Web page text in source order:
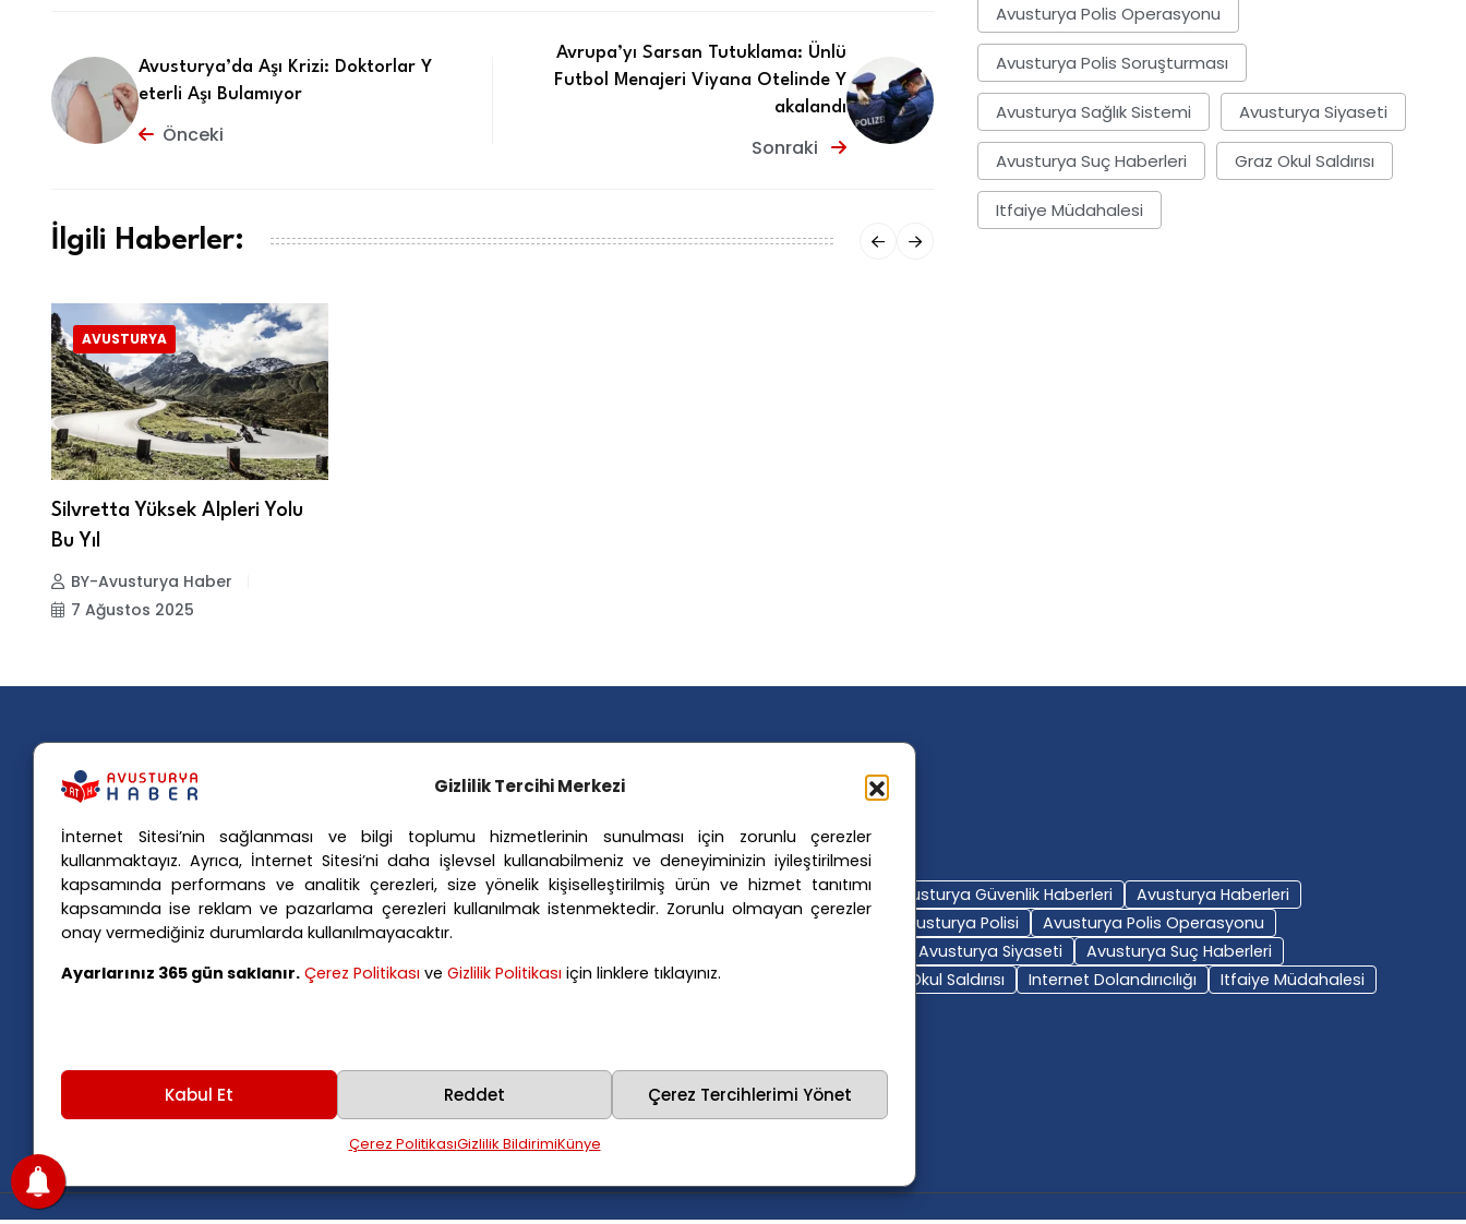
Gizlilik Tercihi Merkezi
İnternet Sitesi’nin sağlanması ve bilgi toplumu hizmetlerinin sunulması için zorunlu çerezler
kullanmaktayız. Ayrıca, İnternet Sitesi’ni daha işlevsel kullanabilmeniz ve deneyiminizin iyileştirilmesi
kapsamında performans ve analitik çerezleri, size yönelik kişiselleştirilmiş ürün ve hizmet tanıtımı
kapsamında ise reklam ve pazarlama çerezleri kullanılmak istenmektedir. Zorunlu olmayan çerezler
onay vermediğiniz durumlarda kullanılmayacaktır.
Ayarlarınız 365 gün saklanır. Çerez Politikası ve Gizlilik Politikası için linklere tıklayınız.
Kabul Et Reddet Çerez Tercihlerimi Yönet
Çerez PolitikasıGizlilik BildirimiKünye
Avusturya’da Aşı Krizi: Doktorlar Y
eterli Aşı Bulamıyor
Önceki
Avrupa’yı Sarsan Tutuklama: Ünlü
Futbol Menajeri Viyana Otelinde Y
akalandı
Sonraki
İlgili Haberler:
AVUSTURYA
Silvretta Yüksek Alpleri Yolu
Bu Yıl
BY-Avusturya Haber
7 Ağustos 2025
Avusturya Polis Operasyonu
Avusturya Polis Soruşturması
Avusturya Sağlık Sistemi Avusturya Siyaseti
Avusturya Suç Haberleri Graz Okul Saldırısı
Itfaiye Müdahalesi
Avusturya basınındaki haberleri
anında Türkçe'ye çevirerek,
gündemini ana dillerinde takip
Popüler Etiketler
Avusturya Adalet Sistemi Avusturya Eğitim Sistemi Avusturya Güvenlik Haberleri
Avusturya Haberleri
Avusturya Içişleri Bakanlığı Avusturya Polisi
Avusturya Polis Operasyonu
Avusturya Siyaseti
Avusturya Suç Haberleri
Avusturya Trafik Haberleri
Donald Trump Graz Okul Saldırısı Internet Dolandırıcılığı
Itfaiye Müdahalesi